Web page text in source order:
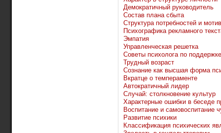
Демократичный руководитель
Состав плана сбыта
Структура потребностей и
Психографика рекламного
Эмпатия
Управленческая решетка
Советы психолога по
Трудный возраст
Сознание как высшая форма
Вкратце о темпераменте
Автократичный лидер
Случай: столкновение культур
Характерные ошибки в беседе
Воспитание и самовоспитание
Развитие психики
Классификация психических